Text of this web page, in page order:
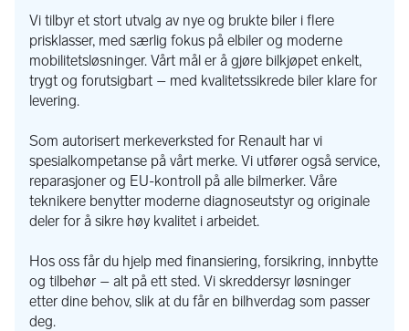
Vi tilbyr et stort utvalg av nye og brukte biler i flere
prisklasser, med særlig fokus på elbiler og moderne
mobilitetsløsninger. Vårt mål er å gjøre bilkjøpet enkelt,
trygt og forutsigbart – med kvalitetssikrede biler klare for
levering.
Som autorisert merkeverksted for Renault har vi
spesialkompetanse på vårt merke. Vi utfører også service,
reparasjoner og EU-kontroll på alle bilmerker. Våre
teknikere benytter moderne diagnoseutstyr og originale
deler for å sikre høy kvalitet i arbeidet.
Hos oss får du hjelp med finansiering, forsikring, innbytte
og tilbehør – alt på ett sted. Vi skreddersyr løsninger
etter dine behov, slik at du får en bilhverdag som passer
deg.